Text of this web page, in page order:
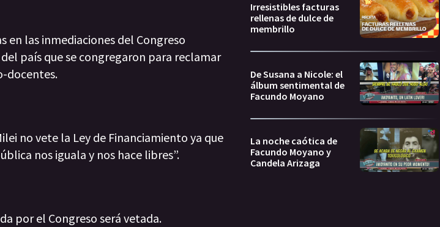
en las inmediaciones del Congreso
país que se congregaron para reclamar
docentes.
no vete la Ley de Financiamiento ya que
nos iguala y nos hace libres”.
por el Congreso será vetada.
Irresistibles facturas
rellenas de dulce de
membrillo
De Susana a Nicole: el
álbum sentimental de
Facundo Moyano
La noche caótica de
Facundo Moyano y
Candela Arizaga